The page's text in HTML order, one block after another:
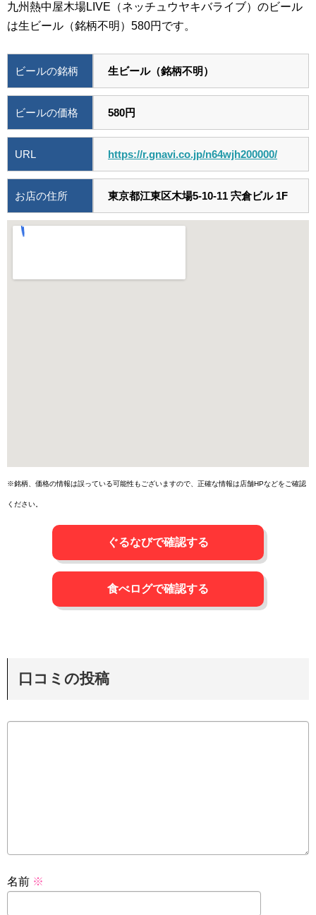
九州熱中屋木場LIVE（ネッチュウヤキバライブ）のビール
は生ビール（銘柄不明）580円です。
ビールの銘柄 生ビール（銘柄不明）
ビールの価格 580円
URL https://r.gnavi.co.jp/n64wjh200000/
お店の住所 東京都江東区木場5-10-11 宍倉ビル 1F
※銘柄、価格の情報は誤っている可能性もございますので、正確な情報は店舗HPなどをご確認
ください。
ぐるなびで確認する
食べログで確認する
口コミの投稿
名前 ※